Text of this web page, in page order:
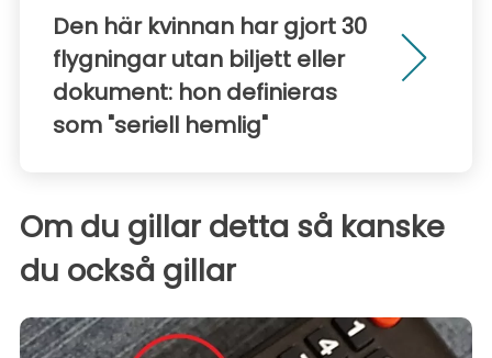
Den här kvinnan har gjort 30
flygningar utan biljett eller
dokument: hon definieras
som "seriell hemlig"
Om du gillar detta så kanske
du också gillar